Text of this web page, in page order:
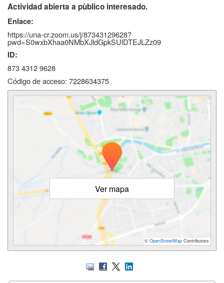
Actividad abierta a pùblico interesado.
Enlace:
https://una-cr.zoom.us/j/87343129628?
pwd=S0wxbXhaa0NMbXJldGpkSUlDTEJLZz09
ID:
873 4312 9628
Código de acceso: 7228634375
Ver mapa
© OpenStreetMap Contributors